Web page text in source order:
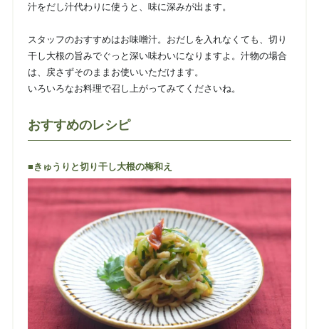
汁をだし汁代わりに使うと、味に深みが出ます。
スタッフのおすすめはお味噌汁。おだしを入れなくても、切り
干し大根の旨みでぐっと深い味わいになりますよ。汁物の場合
は、戻さずそのままお使いいただけます。
いろいろなお料理で召し上がってみてくださいね。
おすすめのレシピ
■きゅうりと切り干し大根の梅和え